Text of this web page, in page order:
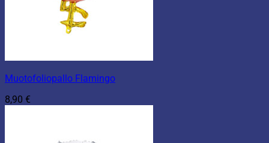
Muotofoliopallo Flamingo
8,90 €